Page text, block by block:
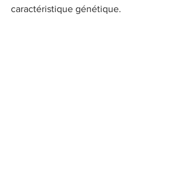
caractéristique génétique.